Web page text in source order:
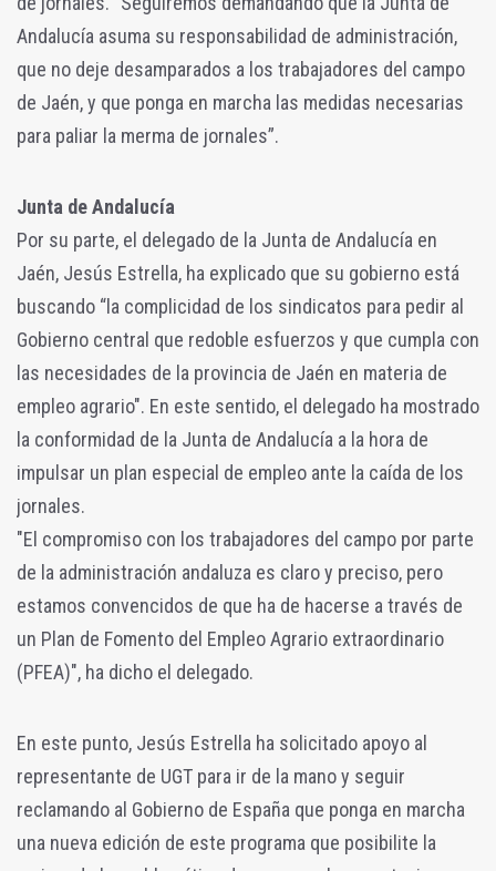
Andalucía asuma su responsabilidad de administración,
que no deje desamparados a los trabajadores del campo
de Jaén, y que ponga en marcha las medidas necesarias
para paliar la merma de jornales”.
Junta de Andalucía
Por su parte, el delegado de la Junta de Andalucía en
Jaén, Jesús Estrella, ha explicado que su gobierno está
buscando “la complicidad de los sindicatos para pedir al
Gobierno central que redoble esfuerzos y que cumpla con
las necesidades de la provincia de Jaén en materia de
empleo agrario". En este sentido, el delegado ha mostrado
la conformidad de la Junta de Andalucía a la hora de
impulsar un plan especial de empleo ante la caída de los
jornales.
"El compromiso con los trabajadores del campo por parte
de la administración andaluza es claro y preciso, pero
estamos convencidos de que ha de hacerse a través de
un Plan de Fomento del Empleo Agrario extraordinario
(PFEA)", ha dicho el delegado.
En este punto, Jesús Estrella ha solicitado apoyo al
representante de UGT para ir de la mano y seguir
reclamando al Gobierno de España que ponga en marcha
una nueva edición de este programa que posibilite la